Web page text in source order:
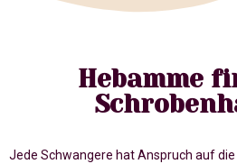
Hebamme
Jede Schwangere hat Anspruch auf